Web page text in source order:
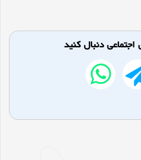
دنبال کنید